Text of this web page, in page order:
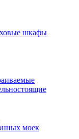
шкафы
моек